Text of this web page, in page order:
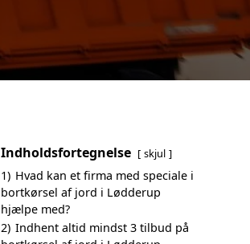
Indholdsfortegnelse skjul
1) Hvad kan et firma med speciale i
bortkørsel af jord i Lødderup
hjælpe med?
2) Indhent altid mindst 3 tilbud på